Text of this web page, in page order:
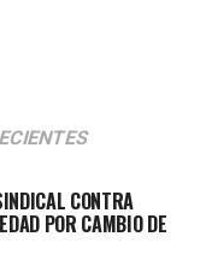
desechos
gases de
principales
de energía y
CONTRA
POR CAMBIO DE